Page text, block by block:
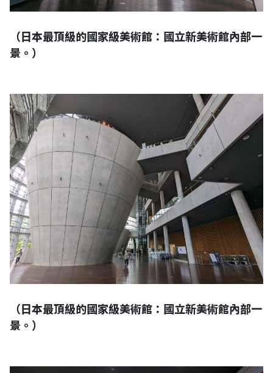
（日本最頂級的國家級美術館：國立新美術館內部一
景。）
（日本最頂級的國家級美術館：國立新美術館內部一
景。）